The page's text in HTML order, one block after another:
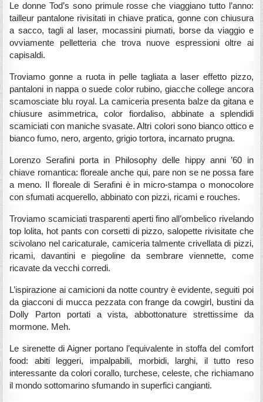
Le donne Tod’s sono primule rosse che viaggiano tutto l’anno:
tailleur pantalone rivisitati in chiave pratica, gonne con chiusura
a sacco, tagli al laser, mocassini piumati, borse da viaggio e
ovviamente pelletteria che trova nuove espressioni oltre ai
capisaldi.
Troviamo gonne a ruota in pelle tagliata a laser effetto pizzo,
pantaloni in nappa o suede color rubino, giacche college ancora
scamosciate blu royal. La camiceria presenta balze da gitana e
chiusure asimmetrica, color fiordaliso, abbinate a splendidi
scamiciati con maniche svasate. Altri colori sono bianco ottico e
bianco fumo, nero, argento, grigio tortora, incarnato prugna.
Lorenzo Serafini porta in Philosophy delle hippy anni ’60 in
chiave romantica: floreale anche qui, pare non se ne possa fare
a meno. Il floreale di Serafini è in micro-stampa o monocolore
con sfumati acquerello, abbinato con pizzi, ricami e rouches.
Troviamo scamiciati trasparenti aperti fino all’ombelico rivelando
top lolita, hot pants con corsetti di pizzo, salopette rivisitate che
scivolano nel caricaturale, camiceria talmente crivellata di pizzi,
ricami, davantini e piegoline da sembrare viennette, come
ricavate da vecchi corredi.
L’ispirazione ai camicioni da notte country è evidente, seguiti poi
da giacconi di mucca pezzata con frange da cowgirl, bustini da
Dolly Parton portati a vista, abbottonature strettissime da
mormone. Meh.
Le sirenette di Aigner portano l’equivalente in stoffa del comfort
food: abiti leggeri, impalpabili, morbidi, larghi, il tutto reso
interessante da colori corallo, turchese, celeste, che richiamano
il mondo sottomarino sfumando in superfici cangianti.